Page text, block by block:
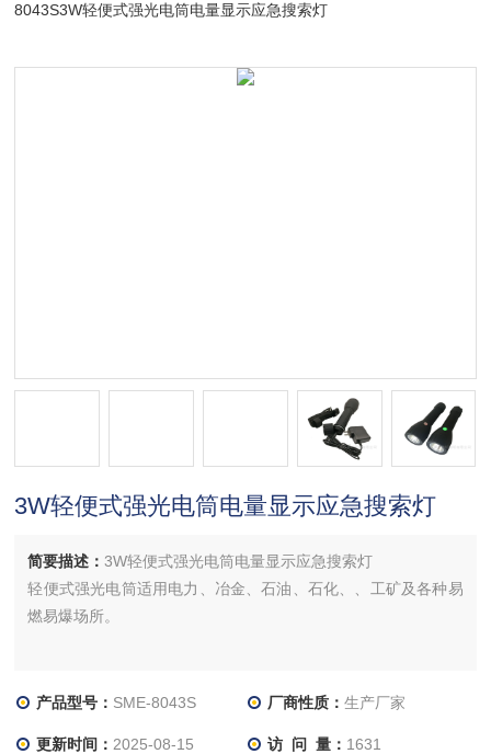
8043S3W轻便式强光电筒电量显示应急搜索灯
3W轻便式强光电筒电量显示应急搜索灯
简要描述：3W轻便式强光电筒电量显示应急搜索灯
轻便式强光电筒适用电力、冶金、石油、石化、、工矿及各种易
燃易爆场所。
产品型号： SME-8043S 厂商性质： 生产厂家
更新时间： 2025-08-15 访 问 量： 1631